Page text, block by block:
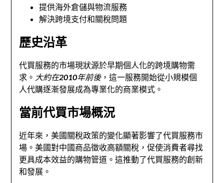
提供海外倉儲與物流服務
解決跨境支付和關稅問題
歷史沿革
代買服務的市場現狀源於早期個人化的跨境購物需
求。 大約在2010年前後，這一服務開始從小規模個
人代購逐漸發展成為專業化的商業模式。
當前代買市場概況
近年來，美國關稅政策的變化顯著影響了代買服務市
場。美國對中國商品徵收高額關稅，促使消費者尋找
更具成本效益的購物管道。這推動了代買服務的創新
和發展。